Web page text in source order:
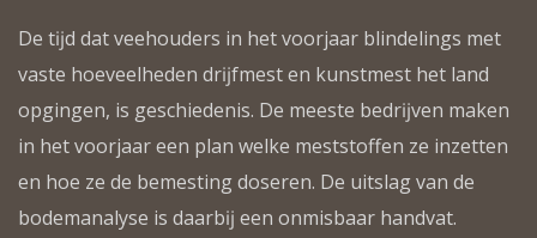
De tĳd dat veehouders in het voorjaar blindelings met
vaste hoeveelheden drĳfmest en kunstmest het land
opgingen, is geschiedenis. De meeste bedrĳven maken
in het voorjaar een plan welke meststoffen ze inzetten
en hoe ze de bemesting doseren. De uitslag van de
bodemanalyse is daarbĳ een onmisbaar handvat.